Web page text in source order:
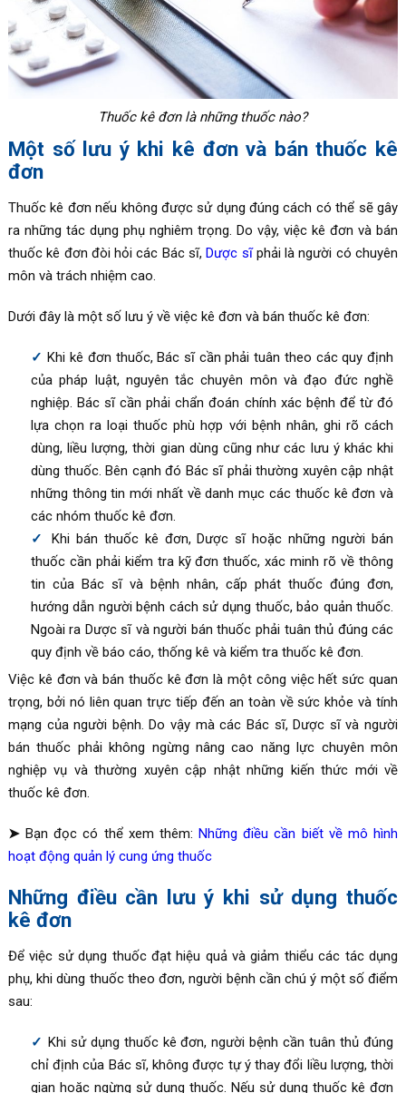
Thuốc kê đơn là những thuốc nào?
Một số lưu ý khi kê đơn và bán thuốc kê
đơn
Thuốc kê đơn nếu không được sử dụng đúng cách có thể sẽ gây
ra những tác dụng phụ nghiêm trọng. Do vậy, việc kê đơn và bán
thuốc kê đơn đòi hỏi các Bác sĩ,Dược sĩphải là người có chuyên
môn và trách nhiệm cao.
Dưới đây là một số lưu ý về việc kê đơn và bán thuốc kê đơn:
Khi kê đơn thuốc, Bác sĩ cần phải tuân theo các quy định
của pháp luật, nguyên tắc chuyên môn và đạo đức nghề
nghiệp. Bác sĩ cần phải chẩn đoán chính xác bệnh để từ đó
lựa chọn ra loại thuốc phù hợp với bệnh nhân, ghi rõ cách
dùng, liều lượng, thời gian dùng cũng như các lưu ý khác khi
dùng thuốc. Bên cạnh đó Bác sĩ phải thường xuyên cập nhật
những thông tin mới nhất về danh mục các thuốc kê đơn và
các nhóm thuốc kê đơn.
Khi bán thuốc kê đơn, Dược sĩ hoặc những người bán
thuốc cần phải kiểm tra kỹ đơn thuốc, xác minh rõ về thông
tin của Bác sĩ và bệnh nhân, cấp phát thuốc đúng đơn,
hướng dẫn người bệnh cách sử dụng thuốc, bảo quản thuốc.
Ngoài ra Dược sĩ và người bán thuốc phải tuân thủ đúng các
quy định về báo cáo, thống kê và kiểm tra thuốc kê đơn.
Việc kê đơn và bán thuốc kê đơn là một công việc hết sức quan
trọng, bởi nó liên quan trực tiếp đến an toàn về sức khỏe và tính
mạng của người bệnh. Do vậy mà các Bác sĩ, Dược sĩ và người
bán thuốc phải không ngừng nâng cao năng lực chuyên môn
nghiệp vụ và thường xuyên cập nhật những kiến thức mới về
thuốc kê đơn.
➤Bạn đọc có thể xem thêm:Những điều cần biết về mô hình
hoạt động quản lý cung ứng thuốc
Những điều cần lưu ý khi sử dụng thuốc
kê đơn
Để việc sử dụng thuốc đạt hiệu quả và giảm thiểu các tác dụng
phụ, khi dùng thuốc theo đơn, người bệnh cần chú ý một số điểm
sau:
Khi sử dụng thuốc kê đơn, người bệnh cần tuân thủ đúng
chỉ định của Bác sĩ, không được tự ý thay đổi liều lượng, thời
gian hoặc ngừng sử dụng thuốc. Nếu sử dụng thuốc kê đơn